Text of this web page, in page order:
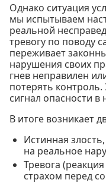
Однако ситуация
мы испытываем
реальной
тревогу по поводу
переживает
нарушения своих
гнев неправилен
потерять контроль.
сигнал опасности
В итоге возникает
Истинная
на реальное
Тревога
страхом перед